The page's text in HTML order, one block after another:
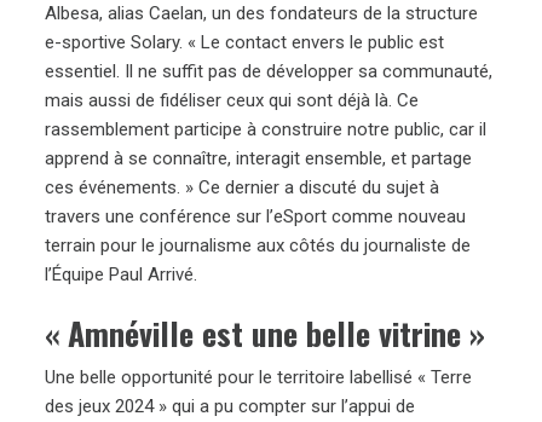
Albesa, alias Caelan, un des fondateurs de la structure
e-sportive Solary. « Le contact envers le public est
essentiel. Il ne suffit pas de développer sa communauté,
mais aussi de fidéliser ceux qui sont déjà là. Ce
rassemblement participe à construire notre public, car il
apprend à se connaître, interagit ensemble, et partage
ces événements. » Ce dernier a discuté du sujet à
travers une conférence sur l’eSport comme nouveau
terrain pour le journalisme aux côtés du journaliste de
l’Équipe Paul Arrivé.
« Amnéville est une belle vitrine »
Une belle opportunité pour le territoire labellisé « Terre
des jeux 2024 » qui a pu compter sur l’appui de